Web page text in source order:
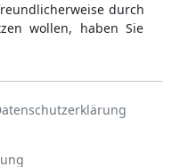
durch
wollen, haben Sie